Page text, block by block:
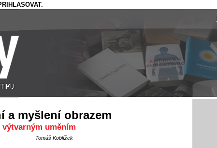
a myšlení obrazem
uměním
Tomáš Koblížek